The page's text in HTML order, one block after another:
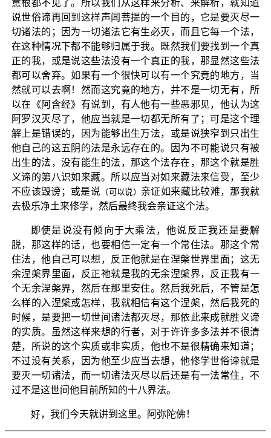
意根都不见了。所以我们从这样来分析、来解析，就知道
说世俗谛再回到这样声闻菩提的一个目的，它是要灭尽一
切诸法的；因为一切诸法它有生必灭，而且它每一个法，
在这种情况下都不能够归属于我。既然我们要找到一个真
正的我，或是说这些法没有一个真正的我，那显然这些法
都可以舍弃。如果有一个很快可以有一个究竟的地方，当
然就可以去啊！然而这究竟的地方，并不是一切无有，所
以在《阿含经》有说到，有人他有一些恶邪见，他认为这
阿罗汉灭尽了，他应当就是一切都无所有了；可是这个理
解上是错误的，因为能够出生万法，或是说狭窄到只出生
他自己的这五阴的法是永远存在的。因为不可能说只有被
出生的法，没有能生的法，那这个法存在，那这个就是胜
义谛的第八识如来藏。所以应当对如来藏法来信受，至少
不应该毁谤；或是说 （可以说） 亲证如来藏比较难，那我就
去极乐净土来修学，然后最终我会亲证这个法。
即使是说没有倾向于大乘法，他说反正我还是要解
脱，那这样的话，也要相信一定有一个常住法。那这个常
住法，他自己可以想，反正他就是在涅槃世界里面；这无
余涅槃界里面，反正祂就是我的无余涅槃界，反正我有一
个无余涅槃界，然后在那里安住。然后我死后，不管是怎
么样的入涅槃或怎样，我就相信有这个涅槃，然后我死的
时候，是要把一切世间诸法都灭尽，那依此来成就胜义谛
的实质。虽然这样来想的行者，对于许许多多法并不很清
楚，所说的这个实质或非实质，他也不是很精确来知道；
不过没有关系，因为他至少应当去想，他修学世俗谛就是
要灭一切诸法，而一切诸法灭尽以后还是有一法常住，不
过不是这世间他目前所知的十八界法。
好，我们今天就讲到这里。阿弥陀佛！